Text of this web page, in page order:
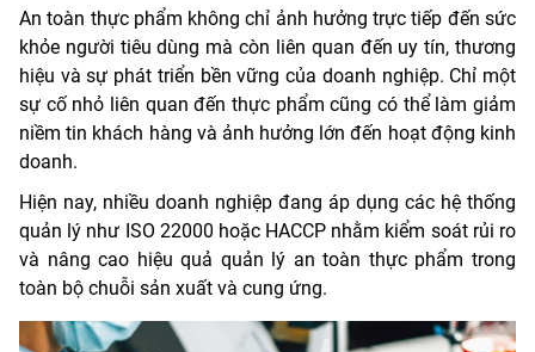
An toàn thực phẩm không chỉ ảnh hưởng trực tiếp đến sức
khỏe người tiêu dùng mà còn liên quan đến uy tín, thương
hiệu và sự phát triển bền vững của doanh nghiệp. Chỉ một
sự cố nhỏ liên quan đến thực phẩm cũng có thể làm giảm
niềm tin khách hàng và ảnh hưởng lớn đến hoạt động kinh
doanh.
Hiện nay, nhiều doanh nghiệp đang áp dụng các hệ thống
quản lý như ISO 22000 hoặc HACCP nhằm kiểm soát rủi ro
và nâng cao hiệu quả quản lý an toàn thực phẩm trong
toàn bộ chuỗi sản xuất và cung ứng.